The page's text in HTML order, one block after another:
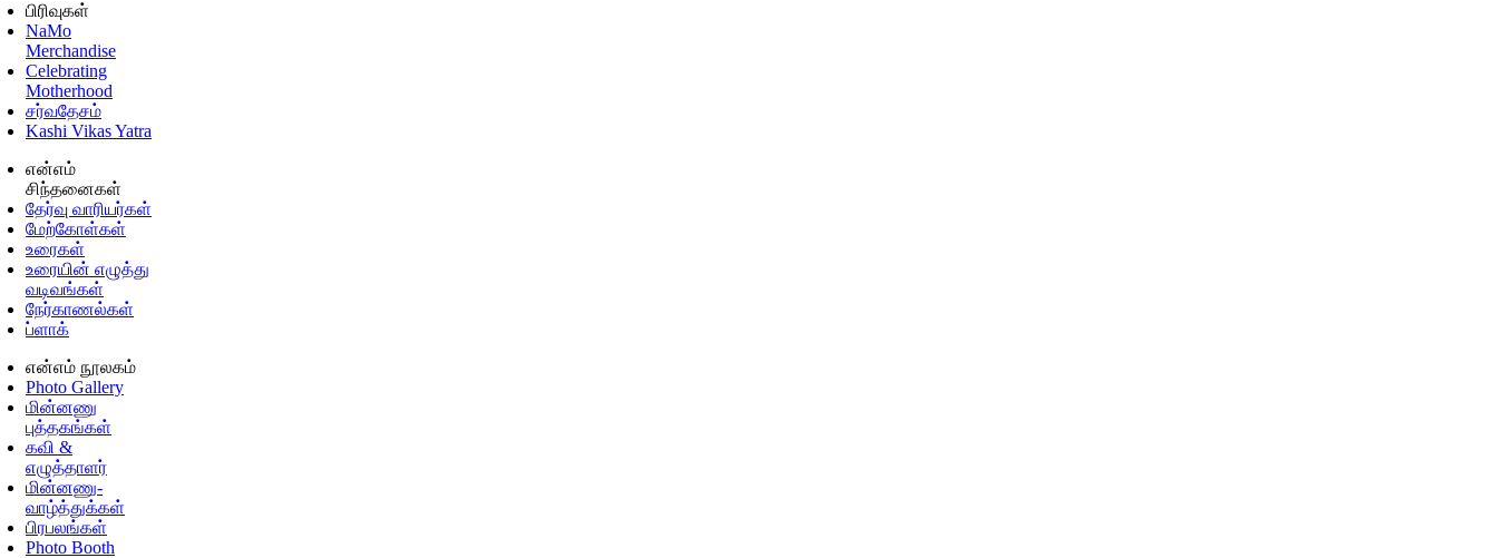
பிரிவுகள்
NaMo
Merchandise
Celebrating
Motherhood
சர்வதேசம்
Kashi Vikas Yatra
என்எம்
சிந்தனைகள்
தேர்வு வாரியர்கள்
மேற்கோள்கள்
உரைகள்
உரையின் எழுத்து
வடிவங்கள்
நேர்காணல்கள்
ப்ளாக்
என்எம் நூலகம்
Photo Gallery
மின்னணு
புத்தகங்கள்
கவி &
எழுத்தாளர்
மின்னணு-
வாழ்த்துக்கள்
பிரபலங்கள்
Photo Booth